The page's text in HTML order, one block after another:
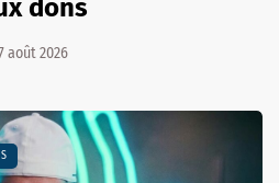
dons
août 2026